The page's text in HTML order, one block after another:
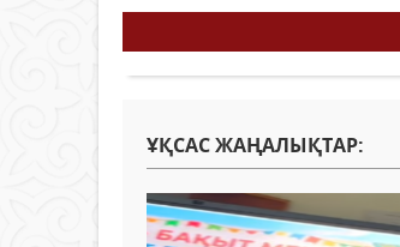
ҰҚСАС ЖАҢАЛЫҚТАР: